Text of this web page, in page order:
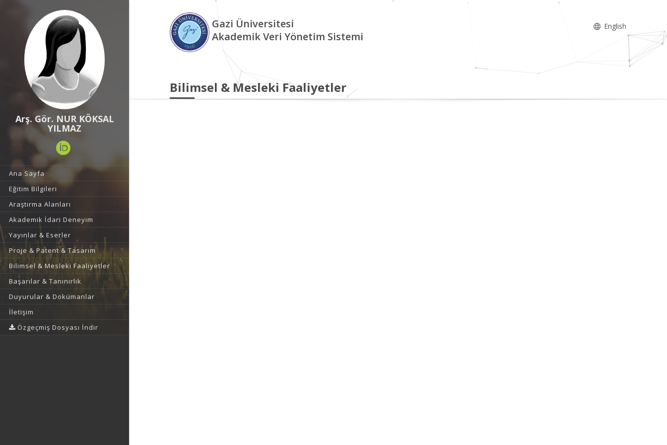
Arş. Gör. NUR KÖKSAL
YILMAZ
Ana Sayfa
Eğitim Bilgileri
Araştırma Alanları
Akademik İdari Deneyim
Yayınlar & Eserler
Proje & Patent & Tasarım
Bilimsel & Mesleki Faaliyetler
Başarılar & Tanınırlık
Duyurular & Dokümanlar
İletişim
Özgeçmiş Dosyası İndir
Gazi Üniversitesi
Akademik Veri Yönetim Sistemi
English
Bilimsel & Mesleki Faaliyetler